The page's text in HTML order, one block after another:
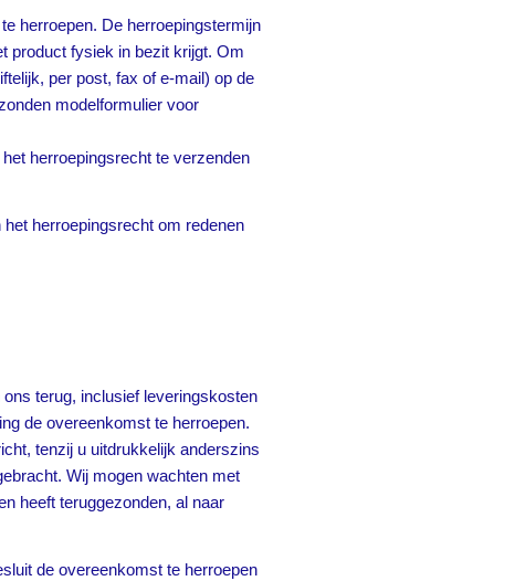
herroepen. De herroepingstermijn
product fysiek in bezit krijgt. Om
per post, fax of e-mail) op de
modelformulier voor
herroepingsrecht te verzenden
herroepingsrecht om redenen
terug, inclusief leveringskosten
de overeenkomst te herroepen.
tenzij u uitdrukkelijk anderszins
Wij mogen wachten met
heeft teruggezonden, al naar
de overeenkomst te herroepen